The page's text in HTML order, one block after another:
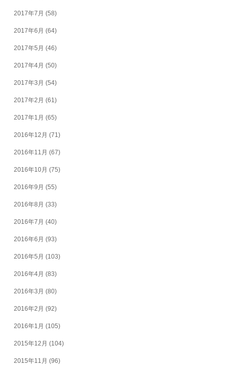
2017年7月 (58)
2017年6月 (64)
2017年5月 (46)
2017年4月 (50)
2017年3月 (54)
2017年2月 (61)
2017年1月 (65)
2016年12月 (71)
2016年11月 (67)
2016年10月 (75)
2016年9月 (55)
2016年8月 (33)
2016年7月 (40)
2016年6月 (93)
2016年5月 (103)
2016年4月 (83)
2016年3月 (80)
2016年2月 (92)
2016年1月 (105)
2015年12月 (104)
2015年11月 (96)